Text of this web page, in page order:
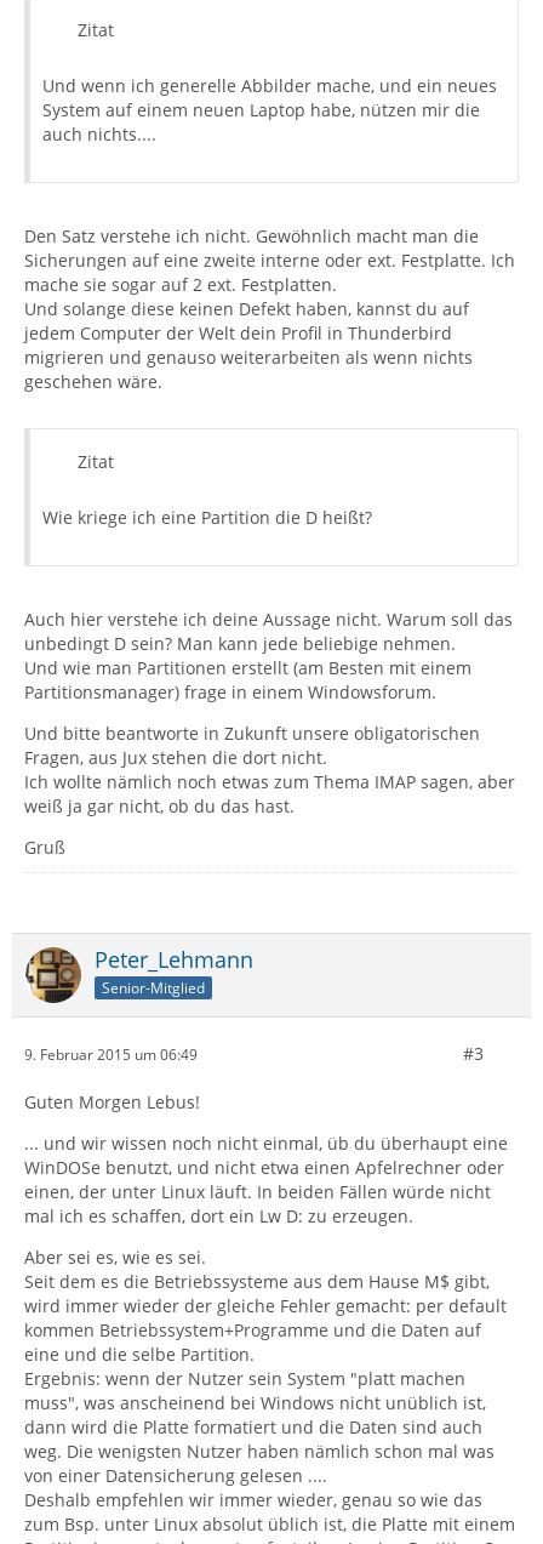
Zitat
Und wenn ich generelle Abbilder mache, und ein neues
System auf einem neuen Laptop habe, nützen mir die
auch nichts....
Den Satz verstehe ich nicht. Gewöhnlich macht man die
Sicherungen auf eine zweite interne oder ext. Festplatte. Ich
mache sie sogar auf 2 ext. Festplatten.
Und solange diese keinen Defekt haben, kannst du auf
jedem Computer der Welt dein Profil in Thunderbird
migrieren und genauso weiterarbeiten als wenn nichts
geschehen wäre.
Zitat
Wie kriege ich eine Partition die D heißt?
Auch hier verstehe ich deine Aussage nicht. Warum soll das
unbedingt D sein? Man kann jede beliebige nehmen.
Und wie man Partitionen erstellt (am Besten mit einem
Partitionsmanager) frage in einem Windowsforum.
Und bitte beantworte in Zukunft unsere obligatorischen
Fragen, aus Jux stehen die dort nicht.
Ich wollte nämlich noch etwas zum Thema IMAP sagen, aber
weiß ja gar nicht, ob du das hast.
Gruß
Peter_Lehmann
Senior-Mitglied
9. Februar 2015 um 06:49 #3
Guten Morgen Lebus!
... und wir wissen noch nicht einmal, üb du überhaupt eine
WinDOSe benutzt, und nicht etwa einen Apfelrechner oder
einen, der unter Linux läuft. In beiden Fällen würde nicht
mal ich es schaffen, dort ein Lw D: zu erzeugen.
Aber sei es, wie es sei.
Seit dem es die Betriebssysteme aus dem Hause M$ gibt,
wird immer wieder der gleiche Fehler gemacht: per default
kommen Betriebssystem+Programme und die Daten auf
eine und die selbe Partition.
Ergebnis: wenn der Nutzer sein System "platt machen
muss", was anscheinend bei Windows nicht unüblich ist,
dann wird die Platte formatiert und die Daten sind auch
weg. Die wenigsten Nutzer haben nämlich schon mal was
von einer Datensicherung gelesen ....
Deshalb empfehlen wir immer wieder, genau so wie das
zum Bsp. unter Linux absolut üblich ist, die Platte mit einem